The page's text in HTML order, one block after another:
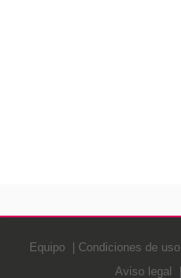
Equipo Condiciones de uso
Aviso legal